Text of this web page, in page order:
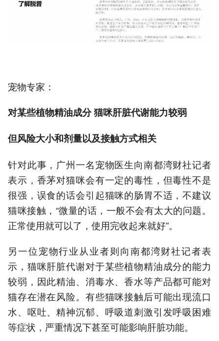
宠物专家：
对某些植物精油成分猫咪肝脏代谢能力较弱
但风险大小和剂量以及接触方式相关
针对此事，广州一名宠物医生向南都湾财社记者
表示，香茅对猫咪会有一定的毒性，但毒性不是
很强，误食的话会引起猫咪的肠胃不适，不建议
猫咪接触，“微量的话，一般不会有太大的问题。
正常使用就可以了，使用完收起来就好”。
另一位宠物行业从业者则向南都湾财社记者表
示，猫咪肝脏代谢对于某些植物精油成分的能力
较弱，因此精油、消毒水、香水等产品都可能对
猫存在潜在风险。有些猫咪接触后可能出现流口
水、呕吐、精神沉郁、呼吸道刺激引发呼吸困难
等症状，严重情况下甚至可能影响肝脏功能。